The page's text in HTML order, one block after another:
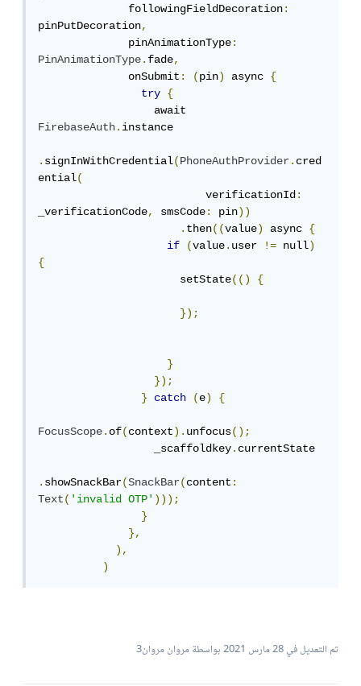
              followingFieldDecoration
:
pinPutDecoration,
              pinAnimationType
:
PinAnimationType.fade,
              onSubmit
: (pin) async {
try
{
FirebaseAuth.instance
.signInWithCredential(PhoneAuthProvider.cred
ential(
                          verificationId
:
_verificationCode, smsCode: pin))
.then((value) async {
if
(value.user != null)
{
                      setState
(() {
});
}
});
}
catch (e) {
FocusScope.of(context).unfocus();
                  _scaffoldkey
.currentState
.showSnackBar(SnackBar(content:
Text('invalid OTP')));
}
},
),
)
تم التعديل في28 مارس 2021 بواسطة مروان مروان3